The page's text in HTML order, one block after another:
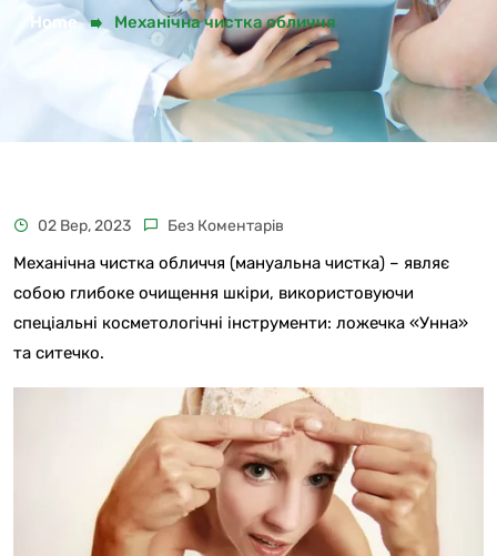
Home Механічна чистка обличчя
02 Вер, 2023 Без Коментарів
Механічна чистка обличчя (мануальна чистка) – являє
собою глибоке очищення шкіри, використовуючи
спеціальні косметологічні інструменти: ложечка «Унна»
та ситечко.